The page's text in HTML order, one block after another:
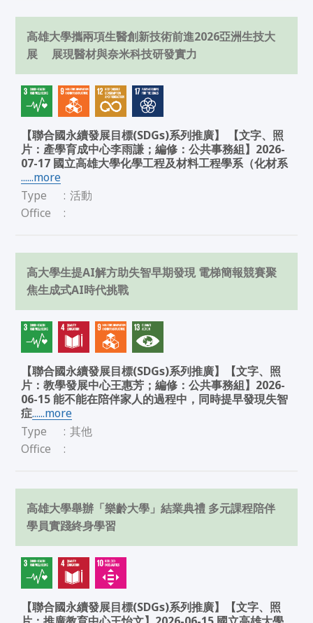
高雄大學攜兩項生醫創新技術前進2026亞洲生技大
展 展現醫材與奈米科技研發實力
【聯合國永續發展目標(SDGs)系列推廣】 【文字、照
片：產學育成中心李雨謙；編修：公共事務組】2026-
07-17 國立高雄大學化學工程及材料工程學系（化材系
......more
Type
: 活動
Office
:
高大學生提AI解方助失智早期發現 電梯簡報競賽聚
焦生成式AI時代挑戰
【聯合國永續發展目標(SDGs)系列推廣】【文字、照
片：教學發展中心王惠芳；編修：公共事務組】2026-
06-15 能不能在陪伴家人的過程中，同時提早發現失智
症......more
Type
: 其他
Office
:
高雄大學舉辦「樂齡大學」結業典禮 多元課程陪伴
學員實踐終身學習
【聯合國永續發展目標(SDGs)系列推廣】【文字、照